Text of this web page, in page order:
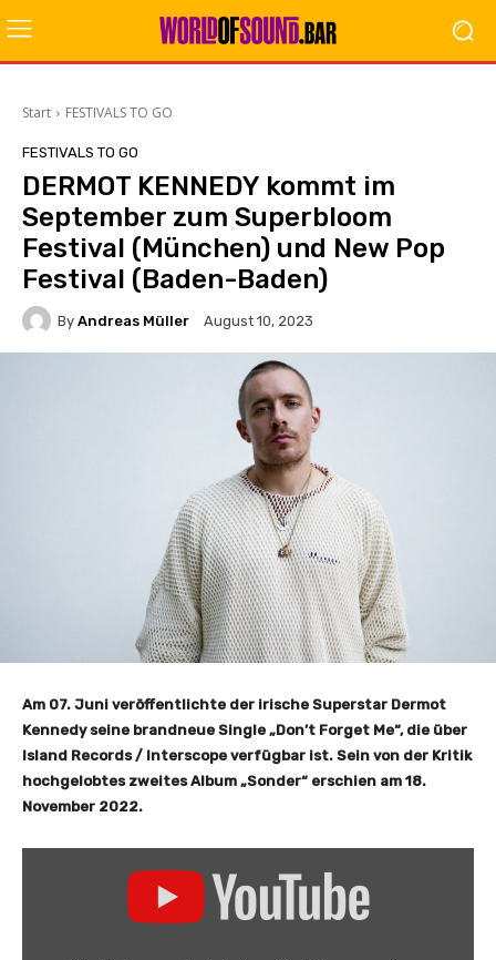
Start FESTIVALS TO GO
FESTIVALS TO GO
DERMOT KENNEDY kommt im
September zum Superbloom
Festival (München) und New Pop
Festival (Baden-Baden)
By Andreas Müller August 10, 2023
Am 07. Juni veröffentlichte der irische Superstar Dermot
Kennedy seine brandneue Single „Don’t Forget Me“, die über
Island Records / Interscope verfügbar ist. Sein von der Kritik
hochgelobtes zweites Album „Sonder“ erschien am 18.
November 2022.